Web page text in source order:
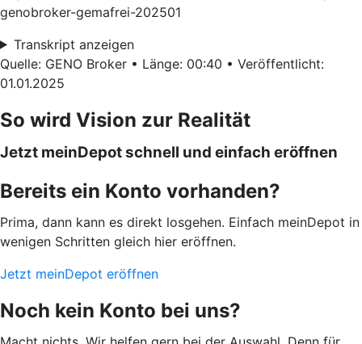
genobroker-gemafrei-202501
Transkript anzeigen
Quelle: GENO Broker • Länge: 00:40 • Veröffentlicht:
01.01.2025
So wird Vision zur Realität
Jetzt meinDepot schnell und einfach eröffnen
Bereits ein Konto vorhanden?
Prima, dann kann es direkt losgehen. Einfach meinDepot in
wenigen Schritten gleich hier eröffnen.
Jetzt meinDepot eröffnen
Noch kein Konto bei uns?